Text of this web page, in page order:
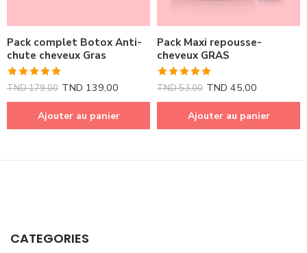
Pack complet Botox Anti-
chute cheveux Gras
Note5.00
sur 5
TND179,00 TND 139,00
Ajouter au panier
Pack Maxi repousse-
cheveux GRAS
Note5.00
sur 5
TND53,00 TND 45,00
Ajouter au panier
CATEGORIES